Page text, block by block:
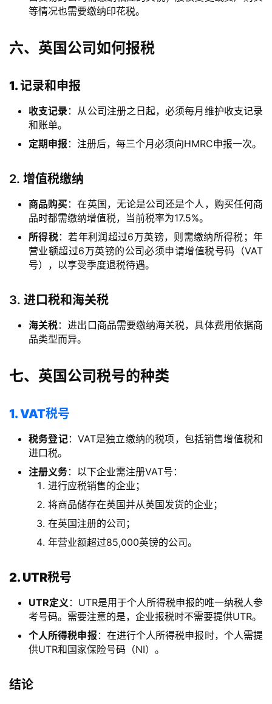
球
付
全
金
答
社
区
态
合
伙
专
登录 注册
等情况也需要缴纳印花税。
六、英国公司如何报税
1. 记录和申报
收支记录 ：从公司注册之日起，必须每月维护收支记录
和账单。
定期申报 ：注册后，每三个月必须向HMRC申报一次。
2. 增值税缴纳
商品购买：在英国，无论是公司还是个人，购买任何商
品时都需缴纳增值税，当前税率为17.5%。
所得税：若年利润超过6万英镑，则需缴纳所得税；年
营业额超过6万英镑的公司必须申请增值税号码（VAT
号），以享受季度退税待遇。
3. 进口税和海关税
海关税：进出口商品需要缴纳海关税，具体费用依据商
品类型而异。
七、英国公司税号的种类
1. VAT税号
税务登记：VAT是独立缴纳的税项，包括销售增值税和
进口税。
注册义务：以下企业需注册VAT号：
进行应税销售的企业；
将商品储存在英国并从英国发货的企业；
在英国注册的公司；
年营业额超过85,000英镑的公司。
2. UTR税号
UTR定义 ：UTR是用于个人所得税申报的唯一纳税人参
考号码。需要注意的是，企业报税时不需要提供UTR。
个人所得税申报 ：在进行个人所得税申报时，个人需提
供UTR和国家保险号码（NI）。
结论